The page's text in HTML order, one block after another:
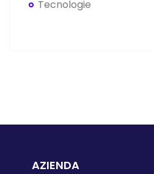
Tecnologie
AZIENDA